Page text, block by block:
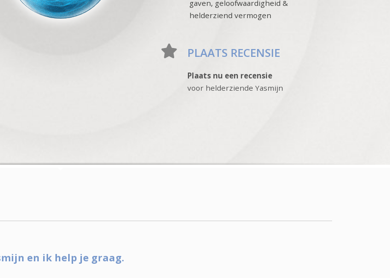
gaven, geloofwaardigheid &
helderziend vermogen
PLAATS RECENSIE
Plaats nu een recensie
voor helderziende Yasmijn
en ik help je graag.